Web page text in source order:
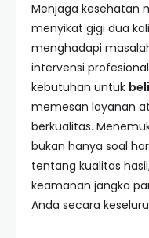
Menjaga kesehatan
menyikat gigi dua
menghadapi
intervensi
kebutuhan untuk
memesan layanan
berkualitas.
bukan hanya soal
tentang kualitas
keamanan jangka
Anda secara